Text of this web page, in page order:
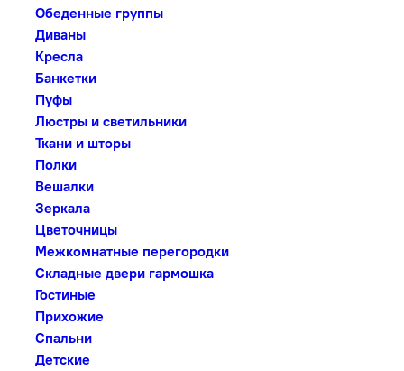
Обеденные группы
Диваны
Кресла
Банкетки
Пуфы
Люстры и светильники
Ткани и шторы
Полки
Вешалки
Зеркала
Цветочницы
Межкомнатные перегородки
Складные двери гармошка
Гостиные
Прихожие
Спальни
Детские